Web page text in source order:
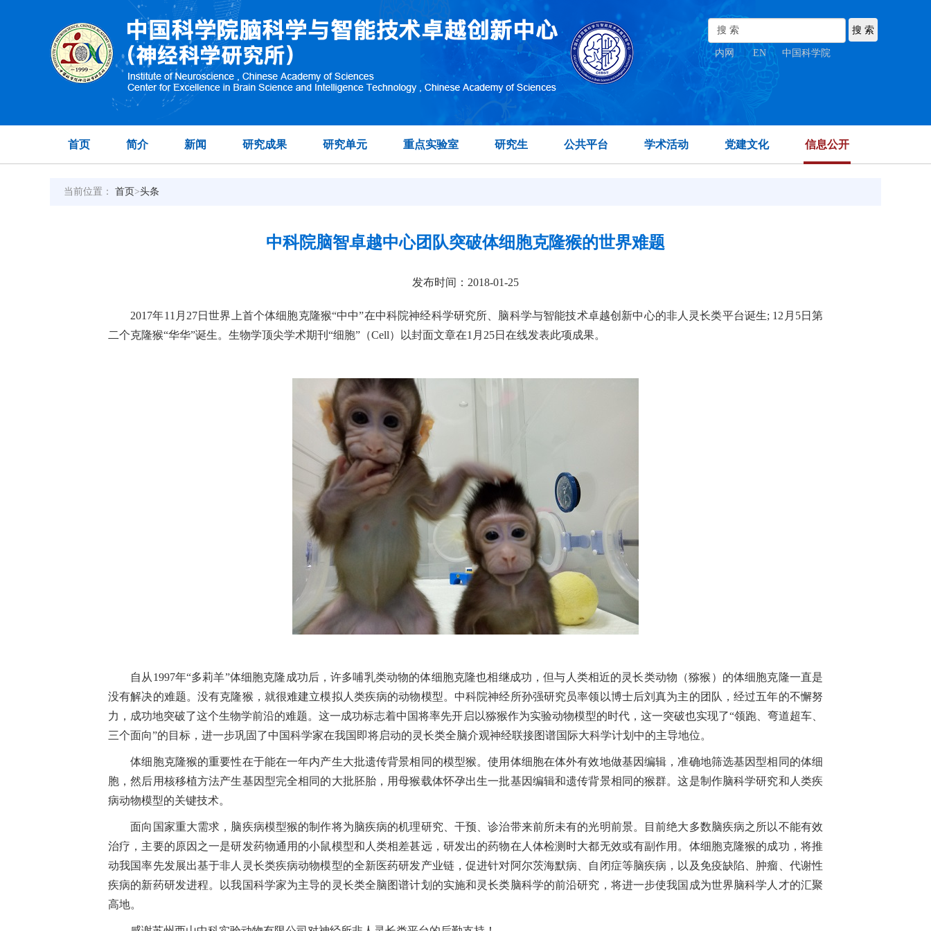
内网 EN | 中国科学院
首页 简介 新闻 研究成果 研究单元 重点实验室 研究生 公共平台 学术活动 党建文化 信息公开
当前位置： 首页>头条
中科院脑智卓越中心团队突破体细胞克隆猴的世界难题
发布时间：2018-01-25
2017年11月27日世界上首个体细胞克隆猴“中中”在中科院神经科学研究所、脑科学与智能技术卓越创新中心的非人灵长类平台诞生; 12月5日第
二个克隆猴“华华”诞生。生物学顶尖学术期刊“细胞”（Cell）以封面文章在1月25日在线发表此项成果。
自从1997年“多莉羊”体细胞克隆成功后，许多哺乳类动物的体细胞克隆也相继成功，但与人类相近的灵长类动物（猕猴）的体细胞克隆一直是
没有解决的难题。没有克隆猴，就很难建立模拟人类疾病的动物模型。中科院神经所孙强研究员率领以博士后刘真为主的团队，经过五年的不懈努
力，成功地突破了这个生物学前沿的难题。这一成功标志着中国将率先开启以猕猴作为实验动物模型的时代，这一突破也实现了“领跑、弯道超车、
三个面向”的目标，进一步巩固了中国科学家在我国即将启动的灵长类全脑介观神经联接图谱国际大科学计划中的主导地位。
体细胞克隆猴的重要性在于能在一年内产生大批遗传背景相同的模型猴。使用体细胞在体外有效地做基因编辑，准确地筛选基因型相同的体细
胞，然后用核移植方法产生基因型完全相同的大批胚胎，用母猴载体怀孕出生一批基因编辑和遗传背景相同的猴群。这是制作脑科学研究和人类疾
病动物模型的关键技术。
面向国家重大需求，脑疾病模型猴的制作将为脑疾病的机理研究、干预、诊治带来前所未有的光明前景。目前绝大多数脑疾病之所以不能有效
治疗，主要的原因之一是研发药物通用的小鼠模型和人类相差甚远，研发出的药物在人体检测时大都无效或有副作用。体细胞克隆猴的成功，将推
动我国率先发展出基于非人灵长类疾病动物模型的全新医药研发产业链，促进针对阿尔茨海默病、自闭症等脑疾病，以及免疫缺陷、肿瘤、代谢性
疾病的新药研发进程。以我国科学家为主导的灵长类全脑图谱计划的实施和灵长类脑科学的前沿研究，将进一步使我国成为世界脑科学人才的汇聚
高地。